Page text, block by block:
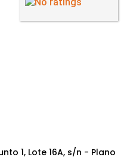
1, Lote 16A, s/n - Plano